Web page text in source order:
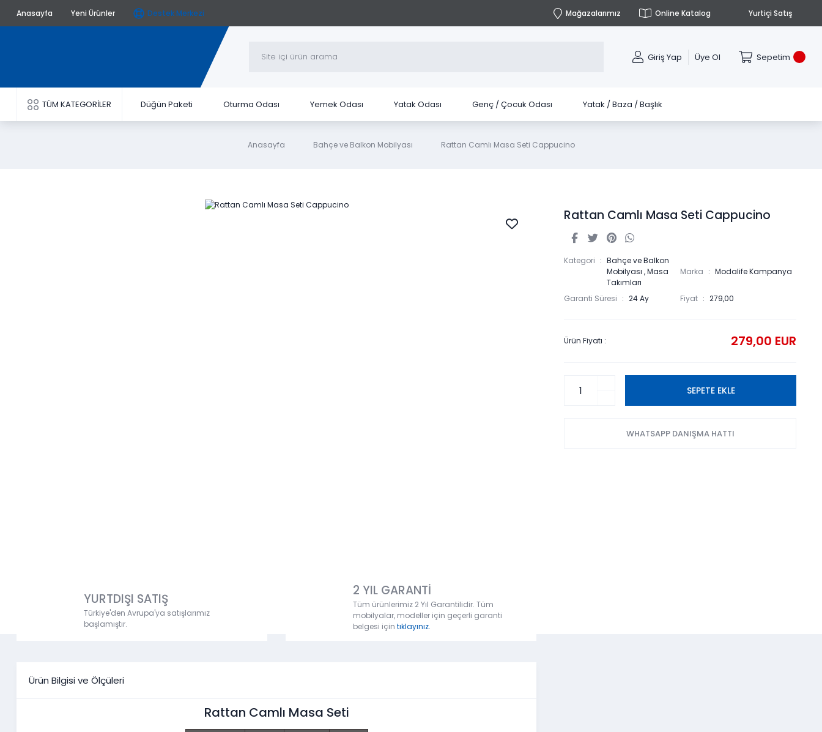
Anasayfa Yeni Ürünler Destek Merkezi Mağazalarımız Online Katalog Yurtiçi Satış
Giriş Yap Üye Ol Sepetim
TÜM KATEGORİLER Düğün Paketi Oturma Odası Yemek Odası Yatak Odası Genç / Çocuk Odası Yatak / Baza / Başlık
Anasayfa Bahçe ve Balkon Mobilyası Rattan Camlı Masa Seti Cappucino
YURTDIŞI SATIŞ
Türkiye'den Avrupa'ya satışlarımız
başlamıştır.
2 YIL GARANTİ
Tüm ürünlerimiz 2 Yıl Garantilidir. Tüm
mobilyalar, modeller için geçerli garanti
belgesi için tıklayınız.
Ürün Bilgisi ve Ölçüleri
Rattan Camlı Masa Seti
Rattan Camlı Masa Seti Cappucino
Kategori
Bahçe ve Balkon
Mobilyası ,Masa
Takımları
Marka Modalife Kampanya
Garanti Süresi 24 Ay Fiyat 279,00
Ürün Fiyatı : 279,00 EUR
SEPETE EKLE
WHATSAPP DANIŞMA HATTI